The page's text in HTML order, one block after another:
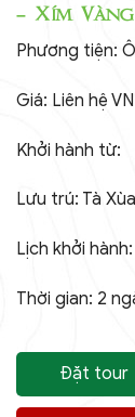
– Xím Vàng
Phương tiện:
Giá: Liên hệ
Khởi hành từ:
Lưu trú: Tà
Lịch khởi
Thời gian: 2
Đặt tour